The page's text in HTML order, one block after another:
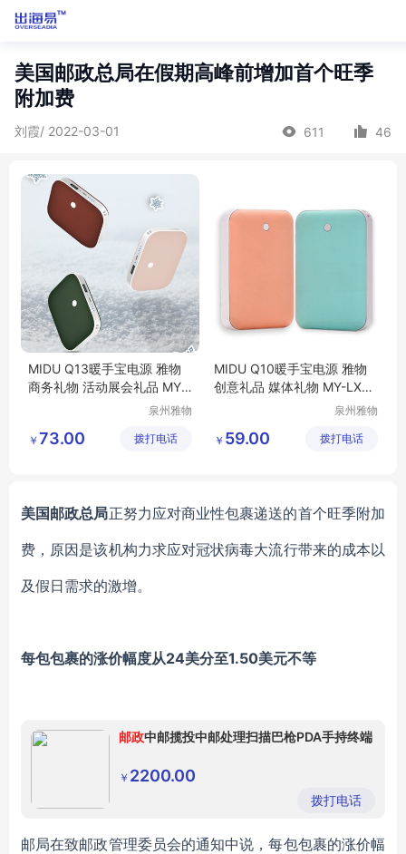
美国邮政总局在假期高峰前增加首个旺季
附加费
刘霞/ 2022-03-01 611 46
MIDU Q13暖手宝电源 雅物
商务礼物 活动展会礼品 MY-
泉州雅物
公司
￥ 73.00 拨打电话
MIDU Q10暖手宝电源 雅物
创意礼品 媒体礼物 MY-LXW
泉州雅物
公司
￥ 59.00 拨打电话
美国邮政总局正努力应对商业性包裹递送的首个旺季附加
费，原因是该机构力求应对冠状病毒大流行带来的成本以
及假日需求的激增。
每包包裹的涨价幅度从24美分至1.50美元不等
邮政中邮揽投中邮处理扫描巴枪PDA手持终端
￥ 2200.00
拨打电话
邮局在致邮政管理委员会的通知中说，每包包裹的涨价幅